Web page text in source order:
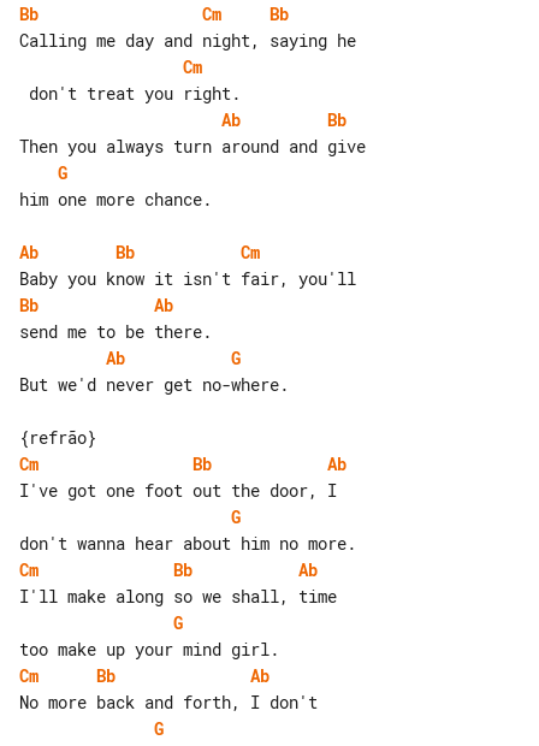
Bb
Cm
Bb
Cm
Ab
Bb
G
him one more chance.
Ab Bb
Cm
Bb
Ab
Ab
G
But we'd never get no-where.
Cm
Bb
Ab
G
Cm
Bb
Ab
G
Cm
Bb
Ab
G